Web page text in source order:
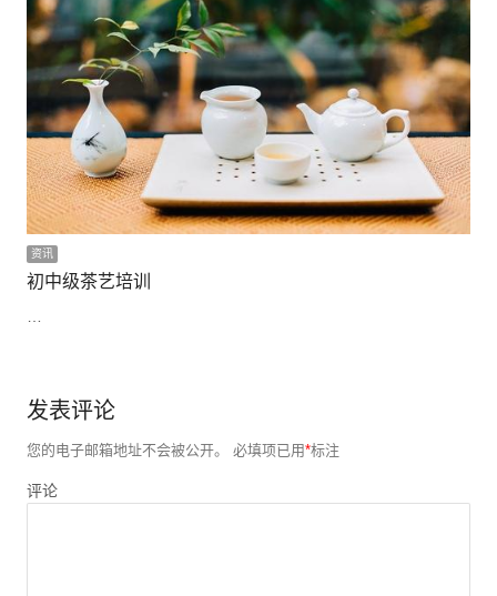
资讯
初中级茶艺培训
发表评论
您的电子邮箱地址不会被公开。 必填项已用*标注
评论